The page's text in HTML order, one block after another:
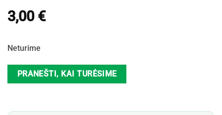
3,00 €
Neturime
PRANEŠTI, KAI TURĖSIME